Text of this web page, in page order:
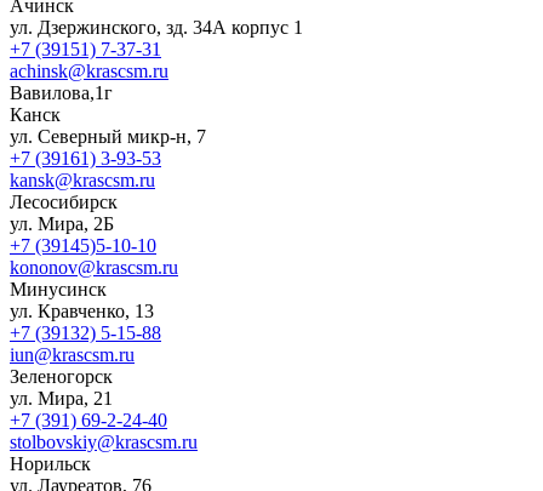
Ачинск
ул. Дзержинского, зд. 34А корпус 1
+7 (39151) 7-37-31
achinsk@krascsm.ru
Вавилова,1г
Канск
ул. Северный микр-н, 7
+7 (39161) 3-93-53
kansk@krascsm.ru
Лесосибирск
ул. Мира, 2Б
+7 (39145)5-10-10
kononov@krascsm.ru
Минусинск
ул. Кравченко, 13
+7 (39132) 5-15-88
iun@krascsm.ru
Зеленогорск
ул. Мира, 21
+7 (391) 69-2-24-40
stolbovskiy@krascsm.ru
Норильск
ул. Лауреатов, 76